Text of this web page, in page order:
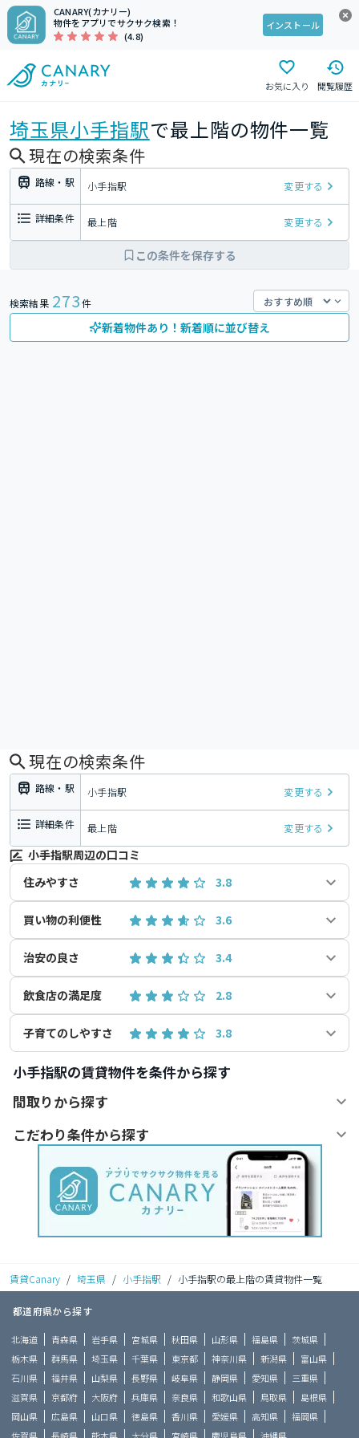
CANARY(カナリー)
物件をアプリでサクサク検索！
(4.8)
インストール
お気に入り 閲覧履歴
埼玉県小手指駅で最上階の物件一覧
現在の検索条件
路線・駅 小手指駅 変更する
詳細条件 最上階 変更する
この条件を保存する
検索結果 273件
新着物件あり！新着順に並び替え
現在の検索条件
路線・駅 小手指駅 変更する
詳細条件 最上階 変更する
小手指駅周辺の口コミ
住みやすさ
3.8
買い物の利便性 3.6
治安の良さ 3.4
飲食店の満足度 2.8
子育てのしやすさ 3.8
小手指駅の賃貸物件を条件から探す
間取りから探す
こだわり条件から探す
賃貸Canary / 埼玉県 / 小手指駅 / 小手指駅の最上階の賃貸物件一覧
都道府県から探す
北海道 青森県 岩手県 宮城県 秋田県 山形県 福島県
茨城県
栃木県
群馬県 埼玉県 千葉県 東京都 神奈川県 新潟県
富山県
石川県
福井県 山梨県 長野県 岐阜県 静岡県 愛知県
三重県
滋賀県
京都府 大阪府 兵庫県 奈良県 和歌山県 鳥取県
島根県
岡山県
広島県 山口県 徳島県 香川県 愛媛県 高知県
福岡県